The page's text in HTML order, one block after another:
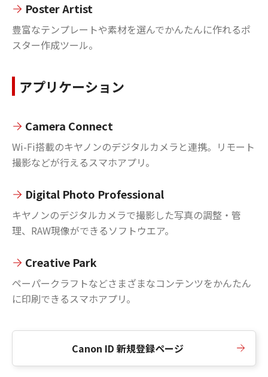
Poster Artist
豊富なテンプレートや素材を選んでかんたんに作れるポ
スター作成ツール。
アプリケーション
Camera Connect
Wi-Fi搭載のキヤノンのデジタルカメラと連携。リモート
撮影などが行えるスマホアプリ。
Digital Photo Professional
キヤノンのデジタルカメラで撮影した写真の調整・管
理、RAW現像ができるソフトウエア。
Creative Park
ペーパークラフトなどさまざまなコンテンツをかんたん
に印刷できるスマホアプリ。
Canon ID 新規登録ページ